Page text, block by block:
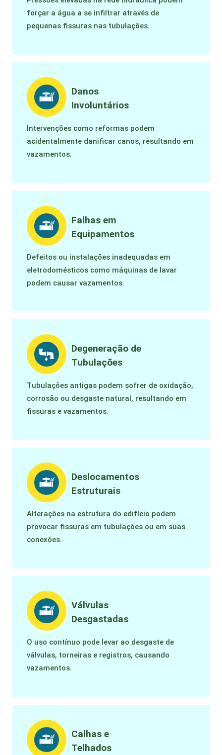
forçar a água a se infiltrar através de
pequenas fissuras nas tubulações.
Danos
Involuntários
Intervenções como reformas podem
acidentalmente danificar canos, resultando em
vazamentos.
Falhas em
Equipamentos
Defeitos ou instalações inadequadas em
eletrodomésticos como máquinas de lavar
podem causar vazamentos.
Degeneração de
Tubulações
Tubulações antigas podem sofrer de oxidação,
corrosão ou desgaste natural, resultando em
fissuras e vazamentos.
Deslocamentos
Estruturais
Alterações na estrutura do edifício podem
provocar fissuras em tubulações ou em suas
conexões.
Válvulas
Desgastadas
O uso contínuo pode levar ao desgaste de
válvulas, torneiras e registros, causando
vazamentos.
Calhas e
Telhados